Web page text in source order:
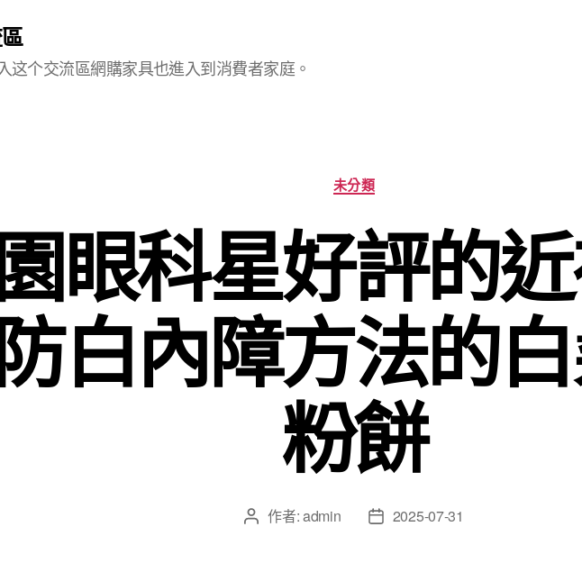
这个交流區網購家具也進入到消費者家庭。
分
類
未分類
眼科星好評的
白內障方法的
粉餅
文 作者:admin
文 2025-07-31